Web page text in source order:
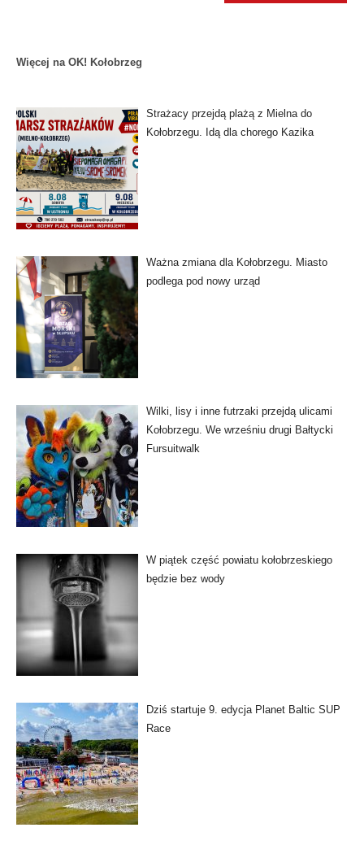
Więcej na OK! Kołobrzeg
Strażacy przejdą plażą z Mielna do
Kołobrzegu. Idą dla chorego Kazika
Ważna zmiana dla Kołobrzegu. Miasto
podlega pod nowy urząd
Wilki, lisy i inne futrzaki przejdą ulicami
Kołobrzegu. We wrześniu drugi Bałtycki
Fursuitwalk
W piątek część powiatu kołobrzeskiego
będzie bez wody
Dziś startuje 9. edycja Planet Baltic SUP
Race